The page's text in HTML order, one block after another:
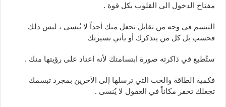
مفتاح الدخول الى القلوب بكل قوة .
التبسم في وجه من تقابل تجعل منك أحداً لا يُنسى ، ليس ذلك
فحسب بل كل من يتذكرك أو يأتي بسيرتك
ستُطبع في ذاكرته صورة ابتسامتك لأنه اعتاد على رؤيتها منك .
فكمية الطاقة والحب التي ترسلها إلى الآخرين بمجرد تبسمك
تجعلك تحفر مكاناً في العقول لا يُنسى .